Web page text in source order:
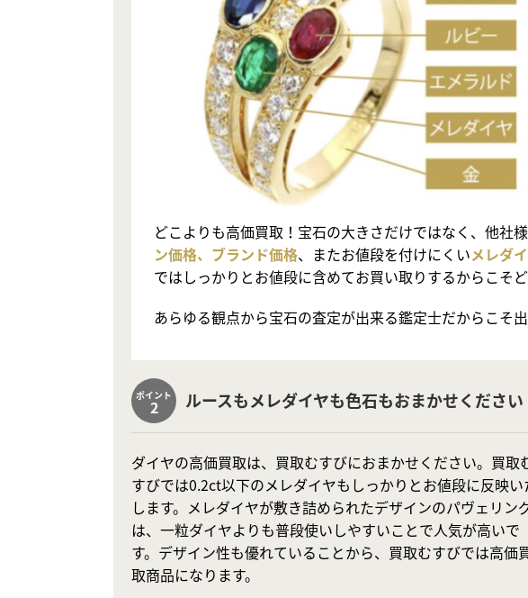
どこよりも高価買取！宝石の大きさだけではなく、他社
ン価格、ブランド価格、またお値段を付けにくいメレダ
ではしっかりとお値段に含めてお買い取りするからこそ
あらゆる観点から宝石の査定が出来る鑑定士だからこそ出
ポイント
2 ルースもメレダイヤも色石もおまかせください
ダイヤの高価買取は、買取むすびにおまかせください。買取
すびでは0.2ct以下のメレダイヤもしっかりとお値段に反映い
します。メレダイヤが敷き詰められたデザインのパヴェリン
は、一粒ダイヤよりも普段使いしやすいことで人気が高いで
す。デザイン性も優れていることから、買取むすびでは高価
取商品になります。